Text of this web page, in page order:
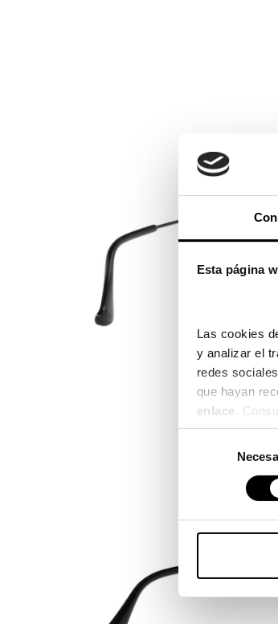
Esta página
Las cookies
y analizar el
redes
enlace .
consentimiento